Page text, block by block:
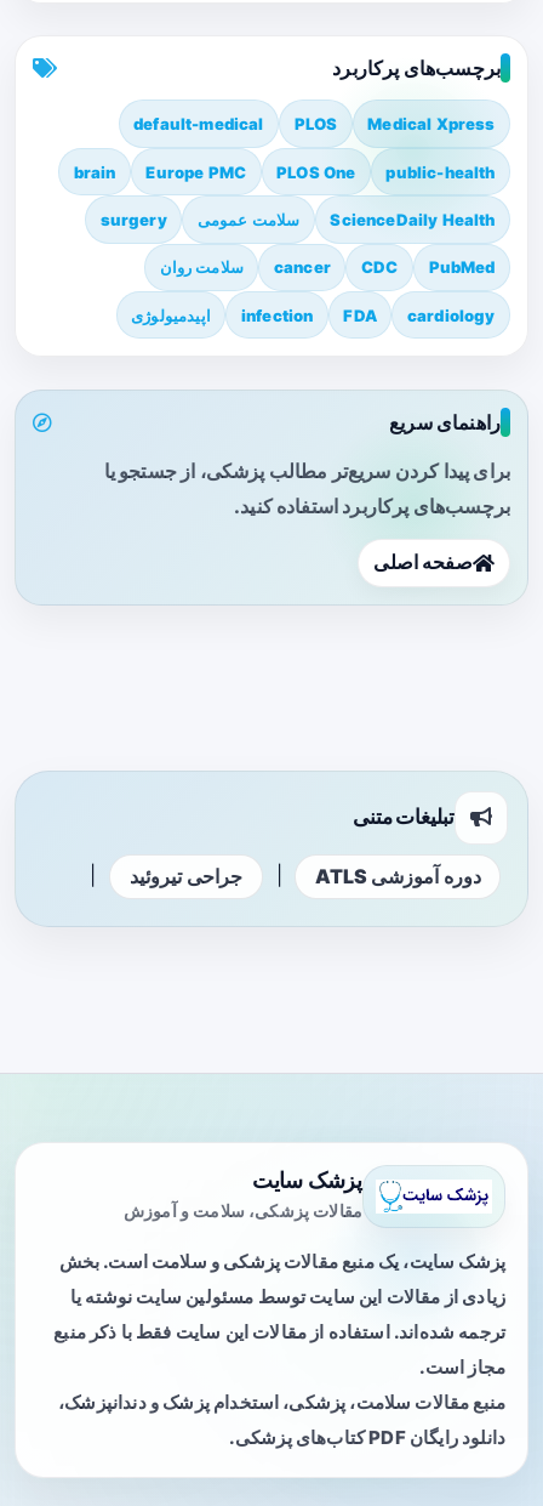
برچسب‌های پرکاربرد
Medical Xpress
PLOS
default-medical
public-health
PLOS One
Europe PMC
brain
ScienceDaily Health سلامت عمومی surgery
PubMed
CDC
cancer سلامت روان
cardiology
FDA
infection اپیدمیولوژی
راهنمای سریع
برای پیدا کردن سریع‌تر مطالب پزشکی، از جستجو یا
برچسب‌های پرکاربرد استفاده کنید.
صفحه اصلی
تبلیغات متنی
دوره آموزشی ATLS جراحی تیروئید
پزشک سایت
مقالات پزشکی، سلامت و آموزش
پزشک سایت، یک منبع مقالات پزشکی و سلامت است. بخش
زیادی از مقالات این سایت توسط مسئولین سایت نوشته یا
ترجمه شده‌اند. استفاده از مقالات این سایت فقط با ذکر منبع
مجاز است.
منبع مقالات سلامت، پزشکی، استخدام پزشک و دندانپزشک،
دانلود رایگان PDF کتاب‌های پزشکی.